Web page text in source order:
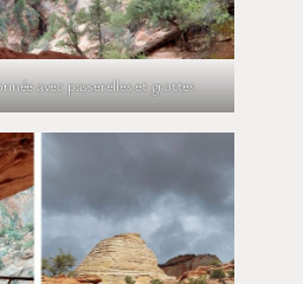
avec passerelles et grottes